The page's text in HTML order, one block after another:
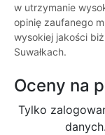
w utrzymanie
opinię zaufanego
wysokiej jakości
Suwałkach.
Oceny na
Tylko
danych.